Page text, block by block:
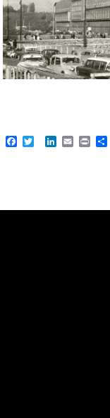
Facebook
TwitterLinkedIn
EmailPrint